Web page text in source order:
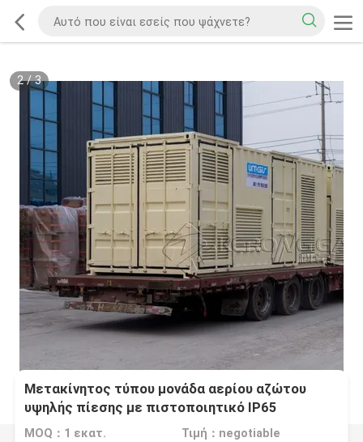
2/3
Μετακίνητος τύπου μονάδα αερίου αζώτου
υψηλής πίεσης με πιστοποιητικό IP65
MOQ：1 εκατ. Τιμή：negotiable